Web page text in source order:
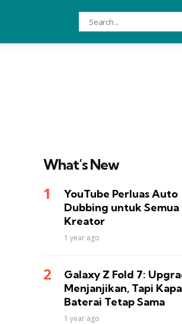
Search
for:
What’s New
YouTube Perluas Auto
Dubbing untuk Semua
Kreator
1 year ago
Galaxy Z Fold 7:
Menjanjikan, Tapi
Baterai Tetap Sama
1 year ago